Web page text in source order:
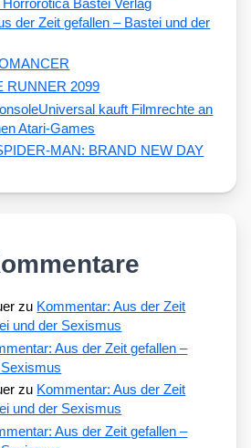
der Zeit gefallen – Bastei und der
RUNNER 2099
Universal kauft Filmrechte an
Atari-Games
MAN: BRAND NEW DAY
zu Kommentar: Aus der Zeit
und der Sexismus
Aus der Zeit gefallen –
zu Kommentar: Aus der Zeit
und der Sexismus
Aus der Zeit gefallen –